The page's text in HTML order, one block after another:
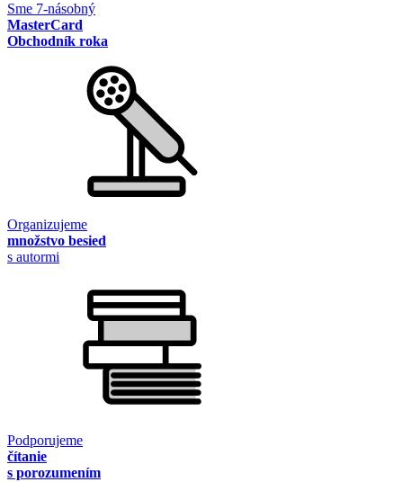
Sme 7-násobný
MasterCard
Obchodník roka
Organizujeme
množstvo besied
s autormi
Podporujeme
čítanie
s porozumením